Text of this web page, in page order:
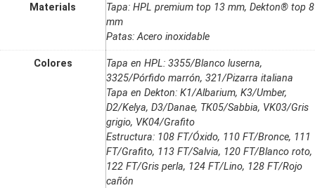
Materials
Tapa: HPL premium top 13 mm, Dekton® top 8
mm
Patas: Acero inoxidable
Colores
Tapa en HPL: 3355/Blanco luserna,
3325/Pórfido marrón, 321/Pizarra italiana
Tapa en Dekton: K1/Albarium, K3/Umber,
D2/Kelya, D3/Danae, TK05/Sabbia, VK03/Gris
grigio, VK04/Grafito
Estructura: 108 FT/Óxido, 110 FT/Bronce, 111
FT/Grafito, 113 FT/Salvia, 120 FT/Blanco roto,
122 FT/Gris perla, 124 FT/Lino, 128 FT/Rojo
cañón